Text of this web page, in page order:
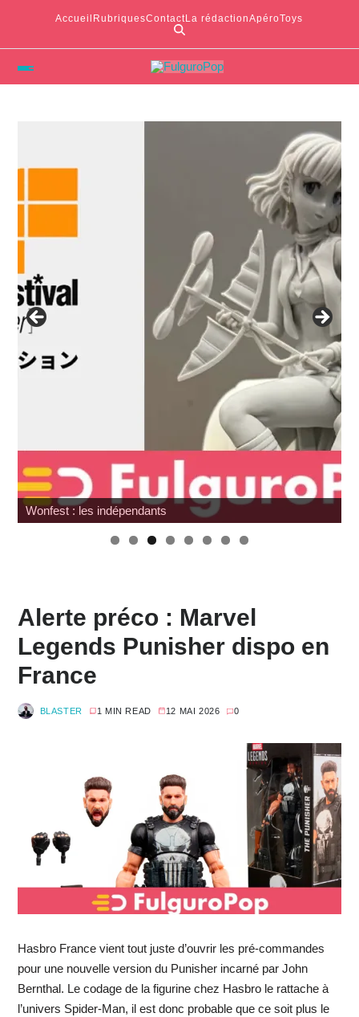
Accueil RubriquesContactLa rédactionApéroToys
Wonfest : les indépendants
Alerte préco : Marvel
Legends Punisher dispo en
France
BLASTER 1 MIN READ 12 MAI 2026 0
Hasbro France vient tout juste d’ouvrir les pré-commandes
pour une nouvelle version du Punisher incarné par John
Bernthal. Le codage de la figurine chez Hasbro le rattache à
l’univers Spider-Man, il est donc probable que ce soit plus le